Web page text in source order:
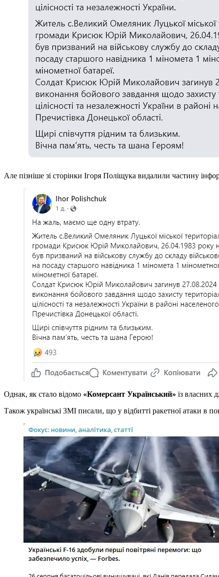
Але пізніше зі сторінки Ігоря Поліщука видалили частину
Однак, як стало відомо «Комерсант Український» із власних
Також українські ЗМІ писали, що у відбитті ракетної атаки в